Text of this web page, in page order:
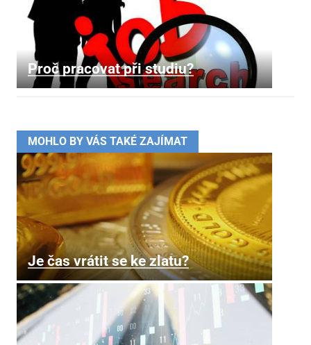
Proč pracovat při studiu?
MOHLO BY VÁS TAKÉ ZAJÍMAT
Je čas vrátit se ke zlatu?